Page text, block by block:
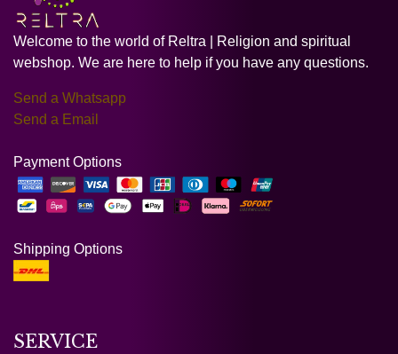
Welcome to the world of Reltra | Religion and spiritual
webshop. We are here to help if you have any questions.
Send a Whatsapp
Send a Email
Payment Options
Shipping Options
SERVICE